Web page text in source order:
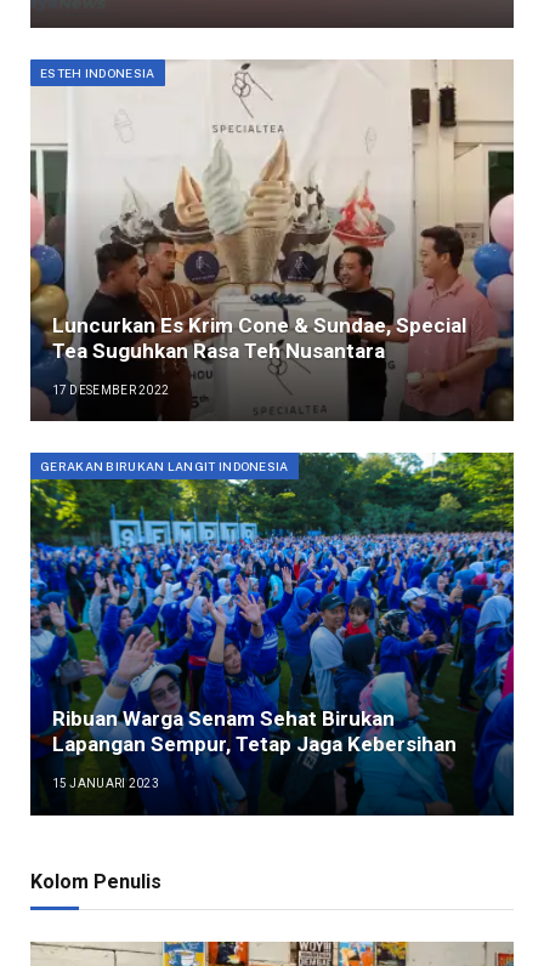
ESTEH INDONESIA
Luncurkan Es Krim Cone & Sundae, Special
Tea Suguhkan Rasa Teh Nusantara
17 DESEMBER 2022
GERAKAN BIRUKAN LANGIT INDONESIA
Ribuan Warga Senam Sehat Birukan
Lapangan Sempur, Tetap Jaga Kebersihan
15 JANUARI 2023
Kolom Penulis